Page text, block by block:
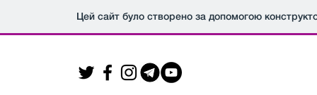
Цей сайт було створено за допомогою